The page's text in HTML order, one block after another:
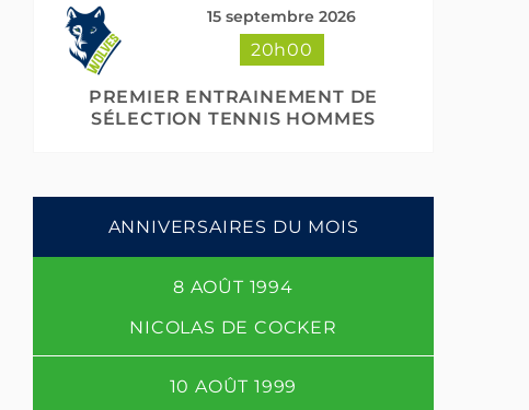
15 septembre 2026
20h00
PREMIER ENTRAINEMENT DE
SÉLECTION TENNIS HOMMES
ANNIVERSAIRES DU MOIS
8 AOÛT 1994
NICOLAS DE COCKER
10 AOÛT 1999